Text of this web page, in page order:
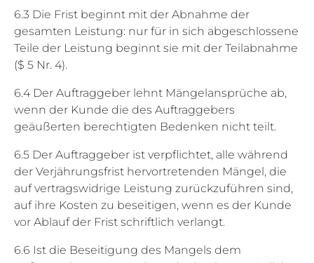
6.3 Die Frist beginnt mit der Abnahme der
gesamten Leistung: nur für in sich abgeschlossene
Teile der Leistung beginnt sie mit der Teilabnahme
($ 5 Nr. 4).
6.4 Der Auftraggeber lehnt Mängelansprüche ab,
wenn der Kunde die des Auftraggebers
geäußerten berechtigten Bedenken nicht teilt.
6.5 Der Auftraggeber ist verpflichtet, alle während
der Verjährungsfrist hervortretenden Mängel, die
auf vertragswidrige Leistung zurückzuführen sind,
auf ihre Kosten zu beseitigen, wenn es der Kunde
vor Ablauf der Frist schriftlich verlangt.
6.6 Ist die Beseitigung des Mangels dem